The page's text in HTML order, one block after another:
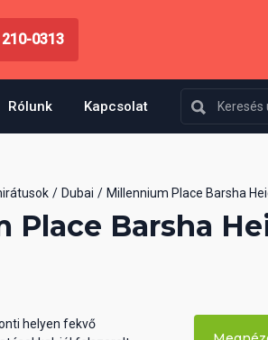
0313
Rólunk Kapcsolat
Dubai Millennium Place Barsha
Place Barsha
helyen fekvő